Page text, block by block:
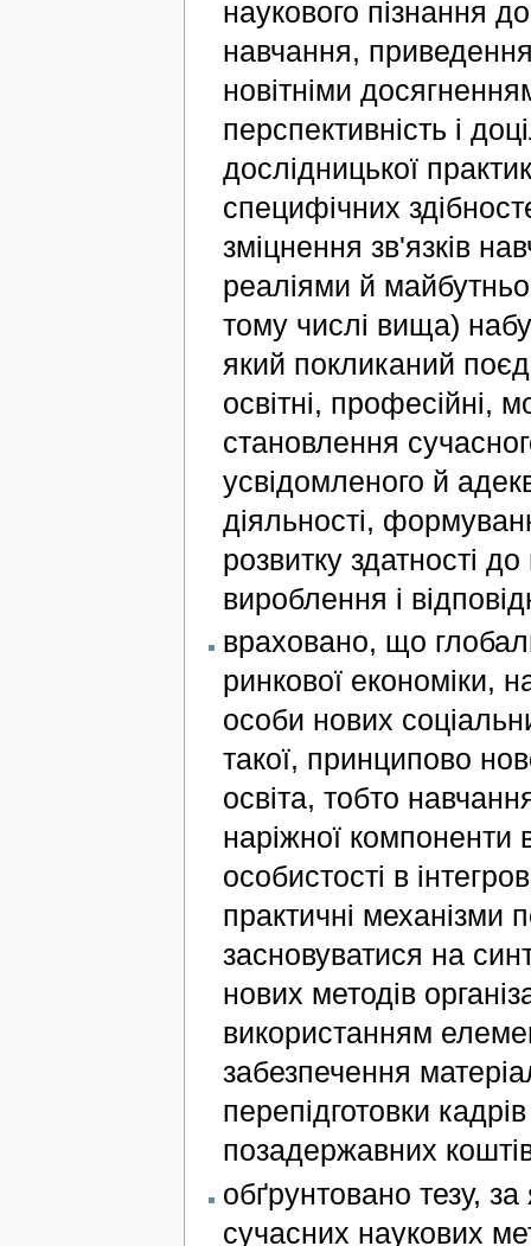
наукового пізнання
навчання, приведення
новітніми
перспективність і
дослідницької
специфічних
зміцнення зв'язків
реаліями й
тому числі вища)
який покликаний
освітні, професійні,
становлення
усвідомленого й
діяльності,
розвитку здатності
вироблення і
враховано, що
ринкової економіки,
особи нових
такої, принципово
освіта, тобто
наріжної компоненти
особистості в
практичні механізми
засновуватися на
нових методів
використанням
забезпечення
перепідготовки
позадержавних
обґрунтовано тезу,
сучасних наукових